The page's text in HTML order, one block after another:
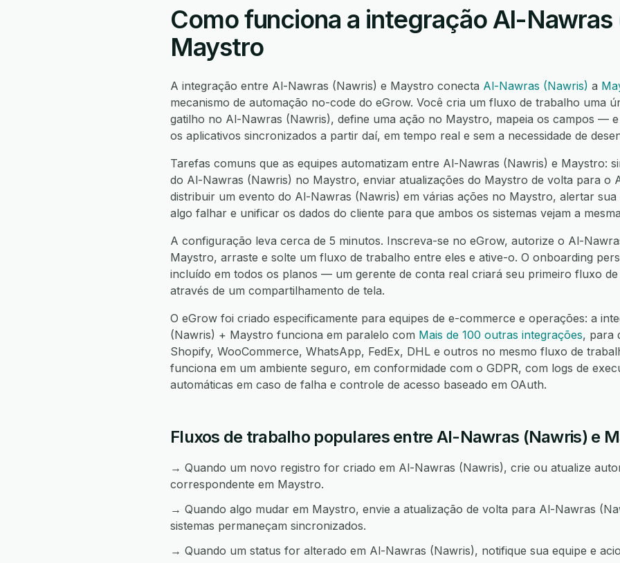
Como funciona a integração Al-Nawras
Maystro
A integração entre Al-Nawras (Nawris) e Maystro conecta Al-Nawras (Nawris) a
mecanismo de automação no-code do eGrow. Você cria um fluxo de trabalho uma
gatilho no Al-Nawras (Nawris), define uma ação no Maystro, mapeia os campos —
os aplicativos sincronizados a partir daí, em tempo real e sem a necessidade de
Tarefas comuns que as equipes automatizam entre Al-Nawras (Nawris) e Maystro:
do Al-Nawras (Nawris) no Maystro, enviar atualizações do Maystro de volta para o
distribuir um evento do Al-Nawras (Nawris) em várias ações no Maystro, alertar
algo falhar e unificar os dados do cliente para que ambos os sistemas vejam a
A configuração leva cerca de 5 minutos. Inscreva-se no eGrow, autorize o Al-
Maystro, arraste e solte um fluxo de trabalho entre eles e ative-o. O onboarding
incluído em todos os planos — um gerente de conta real criará seu primeiro fluxo
através de um compartilhamento de tela.
O eGrow foi criado especificamente para equipes de e-commerce e operações: a
(Nawris) + Maystro funciona em paralelo com Mais de 100 outras integrações, para
Shopify, WooCommerce, WhatsApp, FedEx, DHL e outros no mesmo fluxo de
funciona em um ambiente seguro, em conformidade com o GDPR, com logs de
automáticas em caso de falha e controle de acesso baseado em OAuth.
Fluxos de trabalho populares entre Al-Nawras (Nawris) e
→ Quando um novo registro for criado em Al-Nawras (Nawris), crie ou atualize
correspondente em Maystro.
→ Quando algo mudar em Maystro, envie a atualização de volta para Al-Nawras
sistemas permaneçam sincronizados.
→ Quando um status for alterado em Al-Nawras (Nawris), notifique sua equipe e